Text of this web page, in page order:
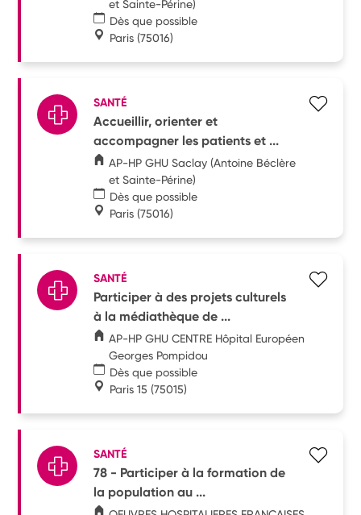
et Sainte-Périne)
Dès que possible
Paris (75016)
SANTÉ
Accueillir, orienter et
accompagner les patients et ...
AP-HP GHU Saclay (Antoine Béclère
et Sainte-Périne)
Dès que possible
Paris (75016)
SANTÉ
Participer à des projets culturels
à la médiathèque de ...
AP-HP GHU CENTRE Hôpital Européen
Georges Pompidou
Dès que possible
Paris 15 (75015)
SANTÉ
78 - Participer à la formation de
la population au ...